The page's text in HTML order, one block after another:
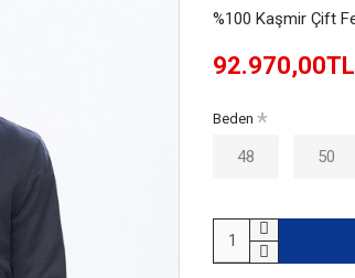
%100 Kaşmir Çift
92.970,00TL
Beden
48 50